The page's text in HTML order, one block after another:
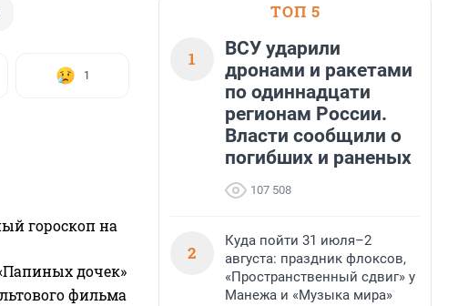
1
гороскоп на
дочек»
фильма
ТОП 5
1
ВСУ ударили
дронами и ракетами
по одиннадцати
регионам России.
Власти сообщили о
погибших и раненых
107 508
2
Куда пойти 31 июля–2
августа: праздник флоксов,
«Пространственный сдвиг» у
Манежа и «Музыка мира»